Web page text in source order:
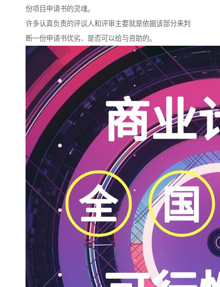
份项目申请书的灵魂。
许多认真负责的评议人和评审主要就是依据该部分来判
断一份申请书优劣、是否可以给与资助的。